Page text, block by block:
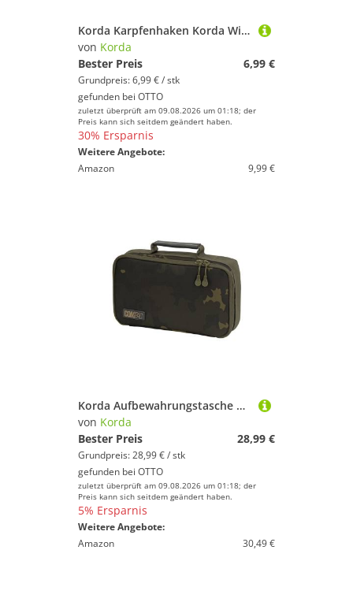
Korda Karpfenhaken Korda Wide Gape XX Karpfenhaken (10 Stück)
von Korda
Bester Preis
6,99 €
Grundpreis: 6,99 € / stk
gefunden bei OTTO
zuletzt überprüft am 09.08.2026 um 01:18; der
Preis kann sich seitdem geändert haben.
30% Ersparnis
Weitere Angebote:
Amazon
9,99 €
Korda Aufbewahrungstasche Korda Compac Buzz Bar Bag Medium Dark Kamo 30x17x6cm - Angeltasche
von Korda
Bester Preis
28,99 €
Grundpreis: 28,99 € / stk
gefunden bei OTTO
zuletzt überprüft am 09.08.2026 um 01:18; der
Preis kann sich seitdem geändert haben.
5% Ersparnis
Weitere Angebote:
Amazon
30,49 €